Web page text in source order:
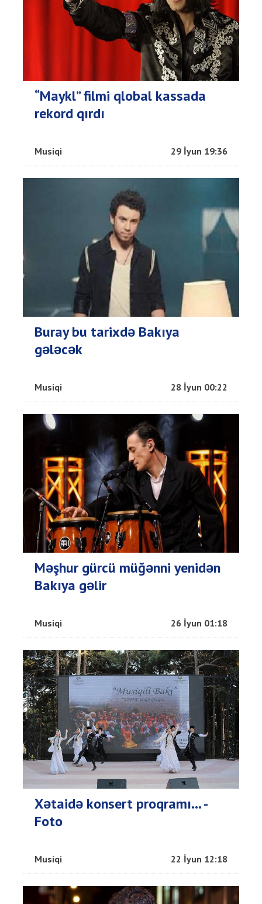
“Maykl” filmi qlobal kassada
rekord qırdı
Musiqi 29 İyun 19:36
Buray bu tarixdə Bakıya
gələcək
Musiqi 28 İyun 00:22
Məşhur gürcü müğənni yenidən
Bakıya gəlir
Musiqi 26 İyun 01:18
Xətaidə konsert proqramı... -
Foto
Musiqi 22 İyun 12:18